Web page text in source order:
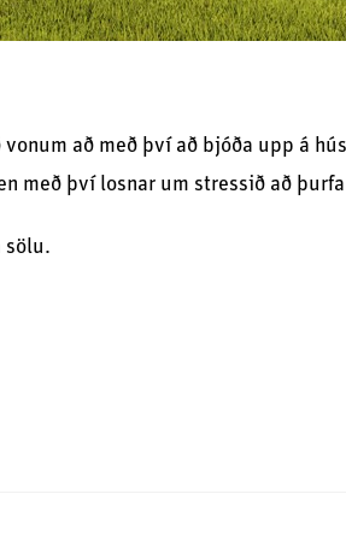
að með því að bjóða upp á
með því losnar um stressið að
sölu.